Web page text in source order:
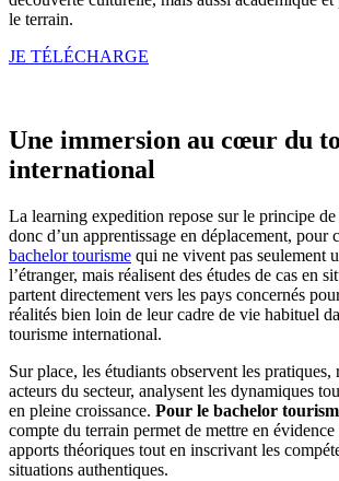
le terrain.
JE TÉLÉCHARGE
Une immersion au cœur du
international
La learning expedition repose sur le principe
donc d’un apprentissage en déplacement, pour
bachelor tourisme qui ne vivent pas seulement
l’étranger, mais réalisent des études de cas en
partent directement vers les pays concernés
réalités bien loin de leur cadre de vie habituel
tourisme international.
Sur place, les étudiants observent les pratiques,
acteurs du secteur, analysent les dynamiques
en pleine croissance. Pour le bachelor
compte du terrain permet de mettre en
apports théoriques tout en inscrivant les
situations authentiques.